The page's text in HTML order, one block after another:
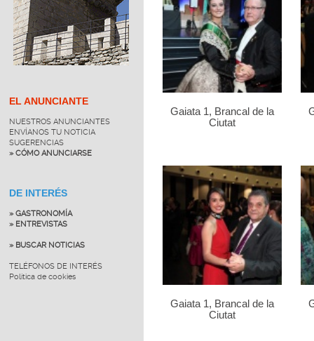
EL ANUNCIANTE
NUESTROS ANUNCIANTES
ENVÍANOS TU NOTICIA
SUGERENCIAS
» CÓMO ANUNCIARSE
DE INTERÉS
» GASTRONOMÍA
» ENTREVISTAS
» BUSCAR NOTICIAS
TELÉFONOS DE INTERÉS
Política de cookies
Gaiata 1, Brancal de la
Ciutat
Gaiata 1, Brancal de la
Ciutat